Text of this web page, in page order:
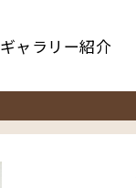
ギャラリー紹介